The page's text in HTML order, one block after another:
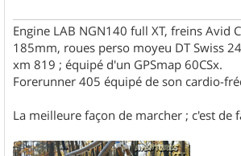
Engine LAB NGN140 full XT, freins Avid
185mm, roues perso moyeu DT Swiss
xm 819 ; équipé d'un GPSmap 60CSx.
Forerunner 405 équipé de son cardio-
La meilleure façon de marcher ; c'est de